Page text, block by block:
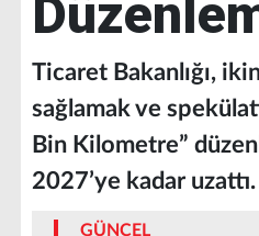
Ticaret Bakanlığı,
sağlamak ve
Bin Kilometre”
2027’ye kadar uzattı.
GÜNCEL